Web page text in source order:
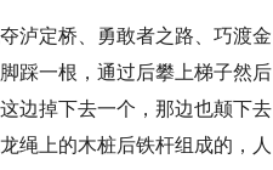
泸定桥、勇敢者之路、巧渡金
踩一根，通过后攀上梯子然后
边掉下去一个，那边也颠下去
绳上的木桩后铁杆组成的，人